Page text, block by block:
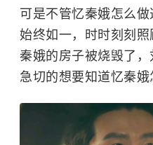
可是不管忆秦娥怎么
始终如一，时时刻刻
秦娥的房子被烧毁了
急切的想要知道忆秦娥